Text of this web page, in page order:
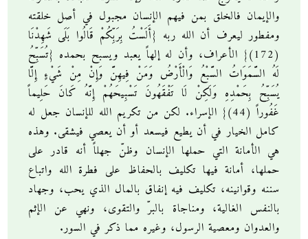
والإيمان فالخلق بمن فيهم الإنسان مجبول في أصل خلقته
ومفطور ليعرف أن الله ربه {أَلَسْتُ بِرَبِّكُمْ قَالُوا بَلَى شَهِدْنَا
(172)} الأعراف، وأن له إلهاً يعبد ويسبح بحمده {تُسَبِّحُ
لَهُ السَّمَوَاتُ السَّبْعُ وَالْأَرْضُ وَمَنْ فِيهِنَّ وَإِنْ مِنْ شَيْءٍ إِلَّا
يُسَبِّحُ بِحَمْدِهِ وَلَكِنْ لَا تَفْقَهُونَ تَسْبِيحَهُمْ إِنَّهُ كَانَ حَلِيماً
غَفُوراً (44)} الإسراء. لكن من تكريم الله للإنسان جعل له
كامل الخيار في أن يطيع فيسعد أو أن يعصي فيشقى. وهذه
هي الأمانة التي حملها الإنسان وظنّ جهلاً أنه قادر على
حملها، أمانة فيها تكليف بالحفاظ على فطرة الله واتباع
سننه وقوانينه، تكليف فيه إنفاق بالمال الذي يحب، وجهاد
بالنفس الغالية، ومناجاة بالبرّ والتقوى، ونهي عن الإثم
والعدوان ومعصية الرسول، وغيره مما ذكر في السور.